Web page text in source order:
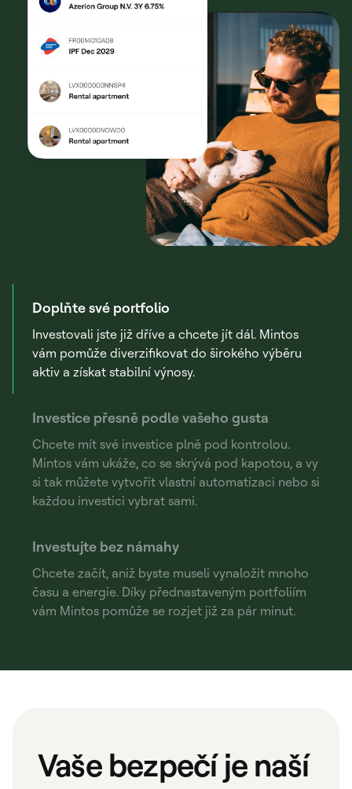
Doplňte své portfolio
Investovali jste již dříve a chcete jít dál. Mintos
vám pomůže diverzifikovat do širokého výběru
aktiv a získat stabilní výnosy.
Investice přesně podle vašeho gusta
Chcete mít své investice plně pod kontrolou.
Mintos vám ukáže, co se skrývá pod kapotou, a vy
si tak můžete vytvořit vlastní automatizaci nebo si
každou investici vybrat sami.
Investujte bez námahy
Chcete začít, aniž byste museli vynaložit mnoho
času a energie. Díky přednastaveným portfoliím
vám Mintos pomůže se rozjet již za pár minut.
Vaše bezpečí je naší